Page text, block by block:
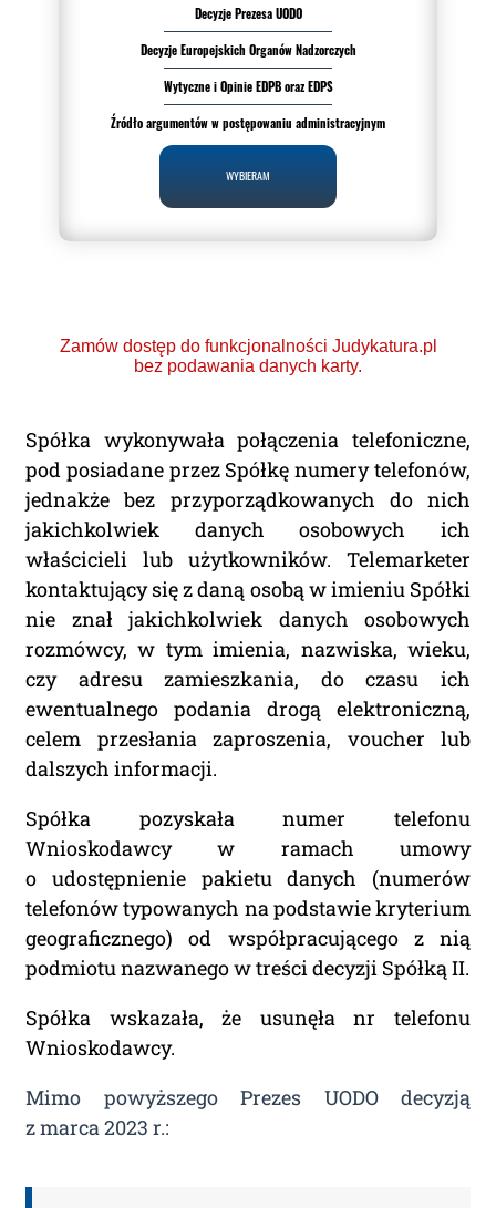
Decyzje Prezesa UODO
Decyzje Europejskich Organów Nadzorczych
Wytyczne i Opinie EDPB oraz EDPS
Źródło argumentów w postępowaniu administracyjnym
WYBIERAM
Zamów dostęp do funkcjonalności Judykatura.pl
bez podawania danych karty.
Ponad 2000 orzeczeń
o Ochronie Danych
Osobowych (RODO).
Codzienna aktualizacja
bazy orzeczeń.
Teraz zamawiasz Szkolenie RODO -
Inspektor Ochrony Danych.
płatniczej.Wystarczy, że wypełnisz
formularz a na podany adres e-mail
otrzymasz fakturę VAT
do opłacenia.Ważne:Dopiero
po zaksięgowaniu płatności –
system utworzy konto użytkownika
oraz uruchomi subskrypcję. Dopiero
od tego momentu rozpoczyna się
Please leave this field empty.
Spółka wykonywała połączenia telefoniczne,
pod posiadane przez Spółkę numery telefonów,
jednakże bez przyporządkowanych do nich
jakichkolwiek danych osobowych ich
właścicieli lub użytkowników. Telemarketer
kontaktujący się z daną osobą w imieniu Spółki
nie znał jakichkolwiek danych osobowych
rozmówcy, w tym imienia, nazwiska, wieku,
czy adresu zamieszkania, do czasu ich
ewentualnego podania drogą elektroniczną,
celem przesłania zaproszenia, voucher lub
dalszych informacji.
Spółka pozyskała numer telefonu
Wnioskodawcy w ramach umowy
o udostępnienie pakietu danych (numerów
telefonów typowanych na podstawie kryterium
geograficznego) od współpracującego z nią
podmiotu nazwanego w treści decyzji Spółką II.
Spółka wskazała, że usunęła nr telefonu
Wnioskodawcy.
Mimo powyższego Prezes UODO decyzją
z marca 2023 r.: